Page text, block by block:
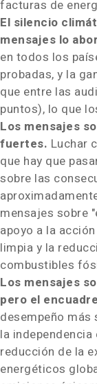
facturas de
El silencio
mensajes lo
en todos los
probadas, y la
que entre las
puntos), lo que
Los mensajes
fuertes. Luchar
que hay que
sobre las
mensajes sobre
apoyo a la
limpia y la
combustibles
Los mensajes
pero el
desempeño
la
reducción de la
energéticos